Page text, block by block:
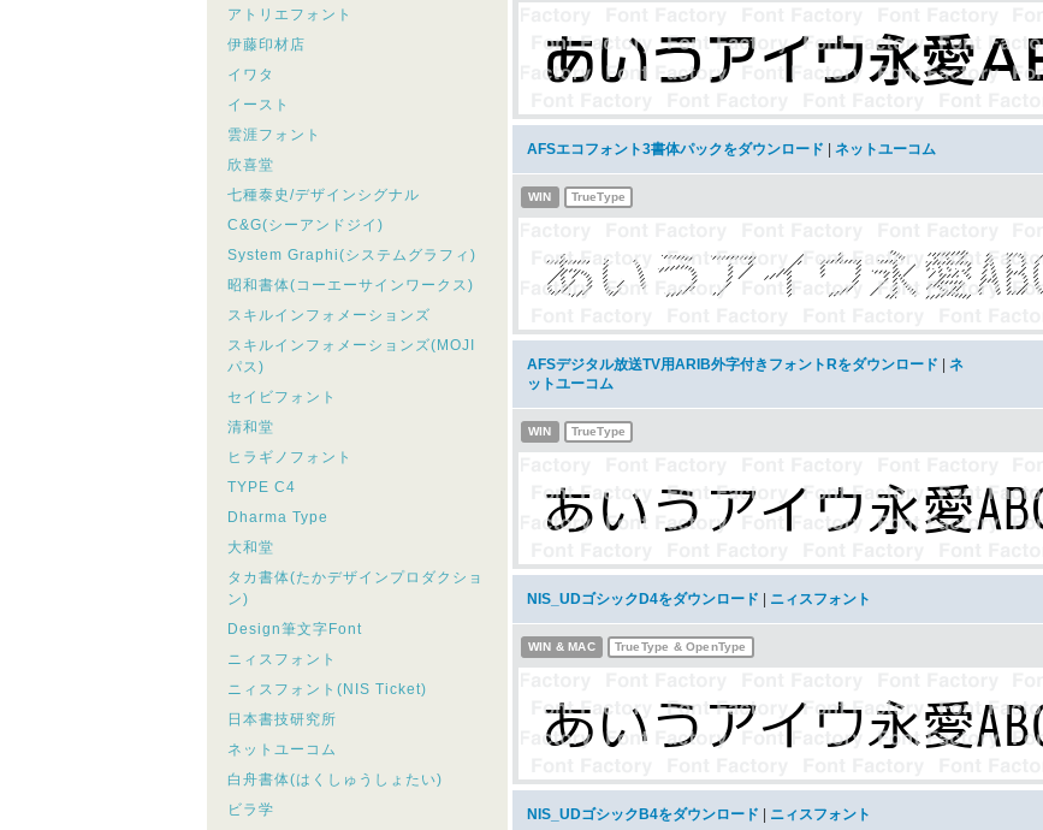
アトリエフォント
伊藤印材店
イワタ
イースト
雲涯フォント
欣喜堂
七種泰史/デザインシグナル
C&G(シーアンドジイ)
System Graphi(システムグラフィ)
昭和書体(コーエーサインワークス)
スキルインフォメーションズ
スキルインフォメーションズ(MOJI
パス)
セイビフォント
清和堂
ヒラギノフォント
TYPE C4
Dharma Type
大和堂
タカ書体(たかデザインプロダクショ
ン)
Design筆文字Font
ニィスフォント
ニィスフォント(NIS Ticket)
日本書技研究所
ネットユーコム
白舟書体(はくしゅうしょたい)
ビラ学
AFSエコフォント3書体パックをダウンロード ネットユーコム
WIN TrueType
AFSデジタル放送TV用ARIB外字付きフォントRをダウンロード
ネ
ットユーコム
WIN TrueType
NIS_UDゴシックD4をダウンロード ニィスフォント
WIN & MAC TrueType & OpenType
NIS_UDゴシックB4をダウンロード ニィスフォント